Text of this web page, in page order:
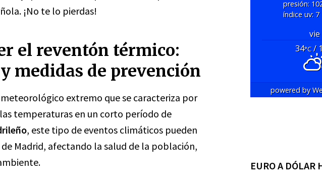
¡No te lo pierdas!
el reventón térmico:
medidas de prevención
extremo que se caracteriza por
temperaturas en un corto período de
, este tipo de eventos climáticos pueden
Madrid, afectando la salud de la población,
presión:
índice uv: 7
vie
34°C/
powered by
EURO A DÓLAR